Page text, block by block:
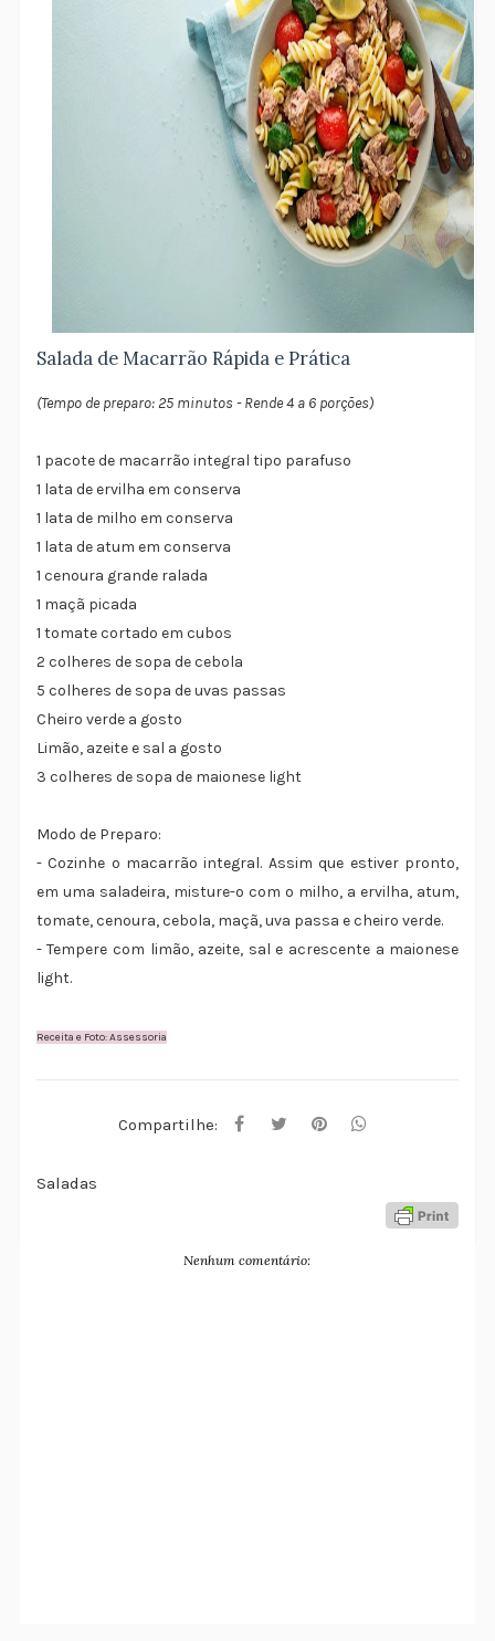
Salada de Macarrão Rápida e Prática
(Tempo de preparo: 25 minutos - Rende 4 a 6 porções)
1 pacote de macarrão integral tipo parafuso
1 lata de ervilha em conserva
1 lata de milho em conserva
1 lata de atum em conserva
1 cenoura grande ralada
1 maçã picada
1 tomate cortado em cubos
2 colheres de sopa de cebola
5 colheres de sopa de uvas passas
Cheiro verde a gosto
Limão, azeite e sal a gosto
3 colheres de sopa de maionese light
Modo de Preparo:
- Cozinhe o macarrão integral. Assim que estiver pronto,
em uma saladeira, misture-o com o milho, a ervilha, atum,
tomate, cenoura, cebola, maçã, uva passa e cheiro verde.
- Tempere com limão, azeite, sal e acrescente a maionese
light.
Receita e Foto: Assessoria
Compartilhe:
Saladas
Nenhum comentário: